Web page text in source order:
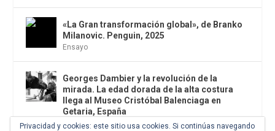
«La Gran transformación global», de Branko
Milanovic. Penguin, 2025
Ensayo
Georges Dambier y la revolución de la
mirada. La edad dorada de la alta costura
llega al Museo Cristóbal Balenciaga en
Getaria, España
Fotografía
Privacidad y cookies: este sitio usa cookies. Si continúas navegando